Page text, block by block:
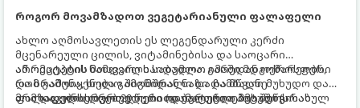
როგორ მოვამზადოთ ვეგეტარიანული ფალაფელი
ახლო აღმოსავლეთის ეს ლეგენდარული კერძი
მცენარეული ცილის, ვიტამინებისა და საოცარი
არომატების ნამდვილი საბადოა. გარედან ოქროსფერი
და ხრაშუნა, ხოლო შიგნიდან ნაზი და მწვანე
ფალაფელის ბურთულები იდეალურია პიტაში (არაბულ
ამ რეცეპტის მთავარი საიდუმლო იმაში მდგომარეობს,
რომ გამოიყენება გამომშრალი და ჩამბალი მუხუდო და
არა დაკონსერვებული, რათა ბურთულებმა შეწვისას
მომზადების დრო: 20 წუთი (დამატებით მუხუდოს